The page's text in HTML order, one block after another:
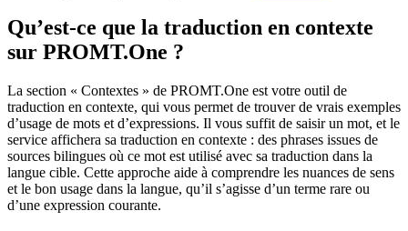
Qu’est-ce que la traduction en contexte
sur PROMT.One ?
La section « Contextes » de PROMT.One est votre outil de
traduction en contexte, qui vous permet de trouver de vrais exemples
d’usage de mots et d’expressions. Il vous suffit de saisir un mot, et le
service affichera sa traduction en contexte : des phrases issues de
sources bilingues où ce mot est utilisé avec sa traduction dans la
langue cible. Cette approche aide à comprendre les nuances de sens
et le bon usage dans la langue, qu’il s’agisse d’un terme rare ou
d’une expression courante.